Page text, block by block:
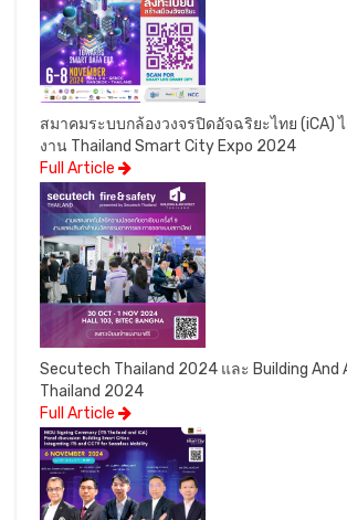
สมาคมระบบกล้องวงจรปิดอัจฉริยะไทย (iCA)
งาน Thailand Smart City Expo 2024
Full Article
Secutech Thailand 2024 และ Building
Thailand 2024
Full Article